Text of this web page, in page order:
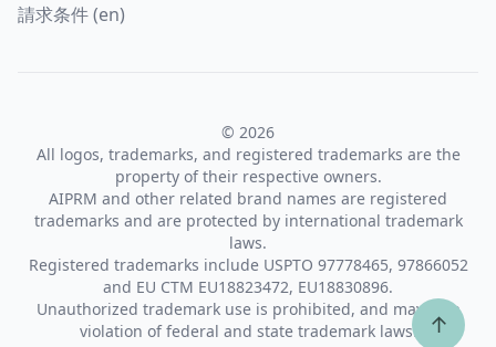
請求条件 (en)
© 2026
All logos, trademarks, and registered trademarks are the
property of their respective owners.
AIPRM and other related brand names are registered
trademarks and are protected by international trademark
laws.
Registered trademarks include USPTO 97778465, 97866052
and EU CTM EU18823472, EU18830896.
Unauthorized trademark use is prohibited, and may be a
violation of federal and state trademark laws.
↑